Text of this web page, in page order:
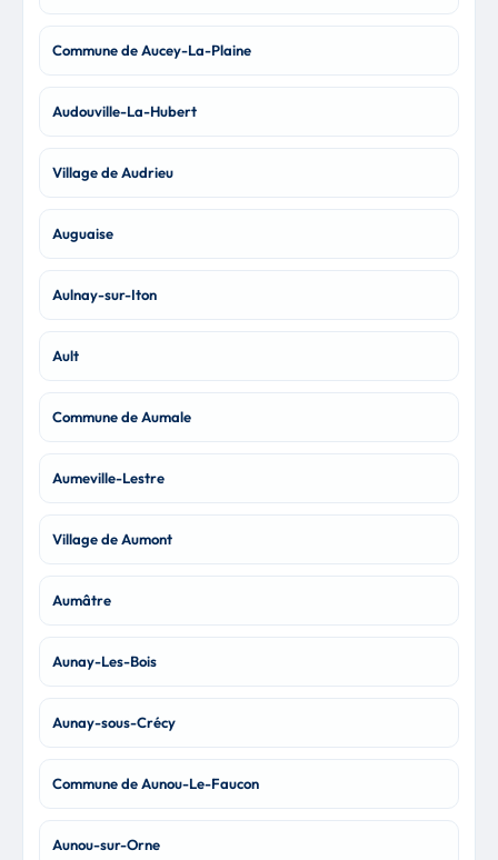
Commune de Aucey-La-Plaine
Audouville-La-Hubert
Village de Audrieu
Auguaise
Aulnay-sur-Iton
Ault
Commune de Aumale
Aumeville-Lestre
Village de Aumont
Aumâtre
Aunay-Les-Bois
Aunay-sous-Crécy
Commune de Aunou-Le-Faucon
Aunou-sur-Orne